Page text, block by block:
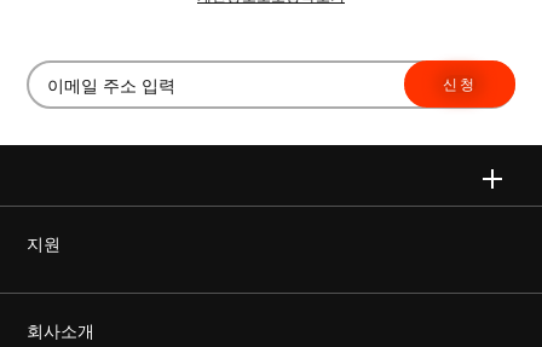
신청
지원
정품을 구매하세요
회사소개